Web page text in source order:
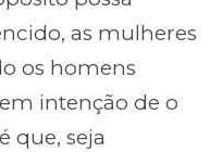
as mulheres
os homens
intenção de o
que, seja